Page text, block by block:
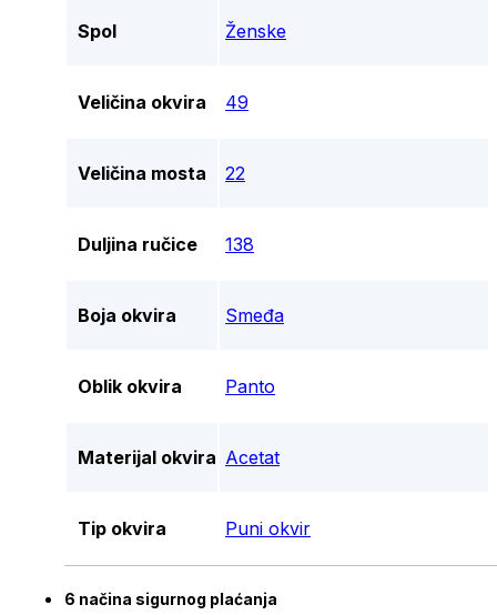
Spol Ženske
Veličina okvira 49
Veličina mosta 22
Duljina ručice 138
Boja okvira Smeđa
Oblik okvira Panto
Materijal okvira Acetat
Tip okvira Puni okvir
6 načina sigurnog plaćanja